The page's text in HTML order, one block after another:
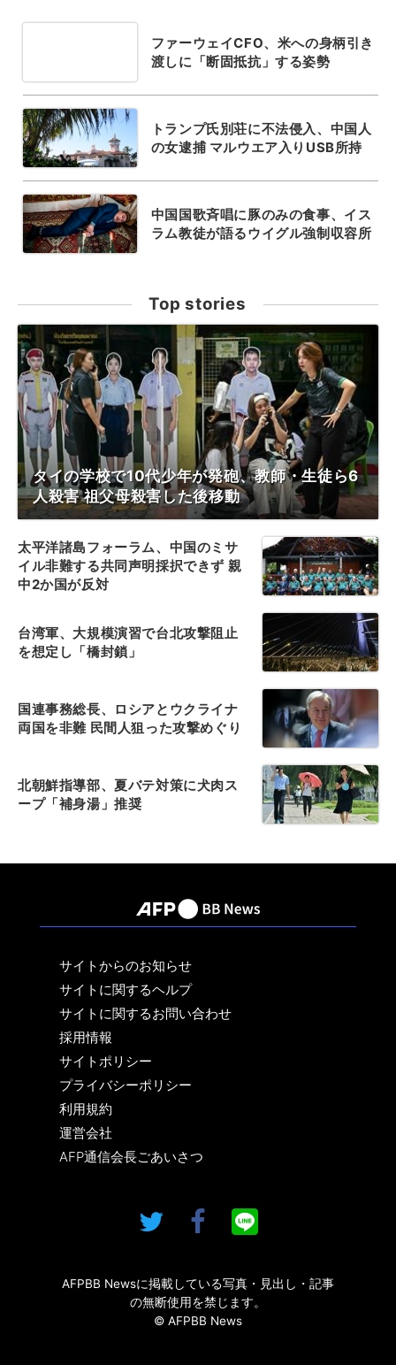
ファーウェイCFO、米への身柄引き
渡しに「断固抵抗」する姿勢
トランプ氏別荘に不法侵入、中国人
の女逮捕 マルウエア入りUSB所持
中国国歌斉唱に豚のみの食事、イス
ラム教徒が語るウイグル強制収容所
Top stories
タイの学校で10代少年が発砲、教師・生徒ら6
人殺害 祖父母殺害した後移動
太平洋諸島フォーラム、中国のミサ
イル非難する共同声明採択できず 親
中2か国が反対
台湾軍、大規模演習で台北攻撃阻止
を想定し「橋封鎖」
国連事務総長、ロシアとウクライナ
両国を非難 民間人狙った攻撃めぐり
北朝鮮指導部、夏バテ対策に犬肉ス
ープ「補身湯」推奨
サイトからのお知らせ
サイトに関するヘルプ
サイトに関するお問い合わせ
採用情報
サイトポリシー
プライバシーポリシー
利用規約
運営会社
AFP通信会長ごあいさつ
AFPBB Newsに掲載している写真・見出し・記事
の無断使用を禁じます。
© AFPBB News